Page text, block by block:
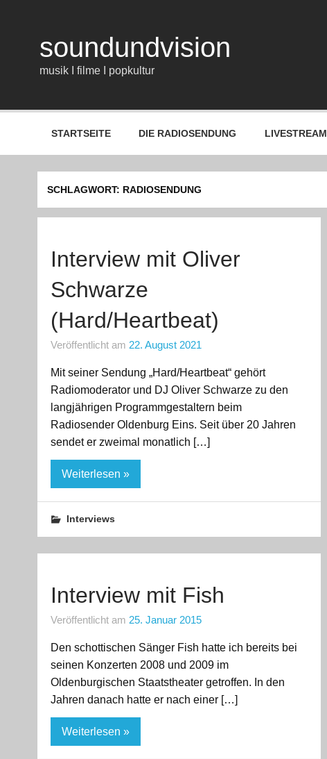
soundundvision
musik I filme I popkultur
STARTSEITE DIE RADIOSENDUNG LIVESTREAM
SCHLAGWORT: RADIOSENDUNG
Interview mit Oliver
Schwarze
(Hard/Heartbeat)
Veröffentlicht am 22. August 2021
Mit seiner Sendung „Hard/Heartbeat“ gehört
Radiomoderator und DJ Oliver Schwarze zu den
langjährigen Programmgestaltern beim
Radiosender Oldenburg Eins. Seit über 20 Jahren
sendet er zweimal monatlich […]
Weiterlesen »
Interviews
Interview mit Fish
Veröffentlicht am 25. Januar 2015
Den schottischen Sänger Fish hatte ich bereits bei
seinen Konzerten 2008 und 2009 im
Oldenburgischen Staatstheater getroffen. In den
Jahren danach hatte er nach einer […]
Weiterlesen »